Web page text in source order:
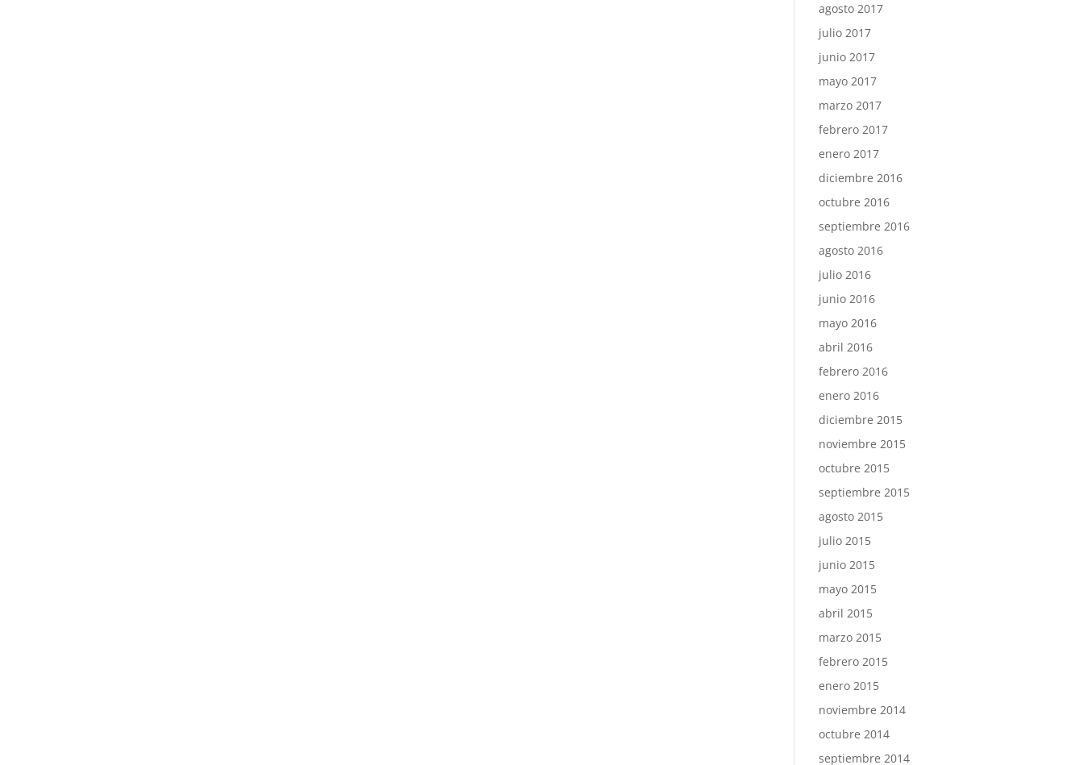
agosto 2017
julio 2017
junio 2017
mayo 2017
marzo 2017
febrero 2017
enero 2017
diciembre 2016
octubre 2016
septiembre 2016
agosto 2016
julio 2016
junio 2016
mayo 2016
abril 2016
febrero 2016
enero 2016
diciembre 2015
noviembre 2015
octubre 2015
septiembre 2015
agosto 2015
julio 2015
junio 2015
mayo 2015
abril 2015
marzo 2015
febrero 2015
enero 2015
noviembre 2014
octubre 2014
septiembre 2014